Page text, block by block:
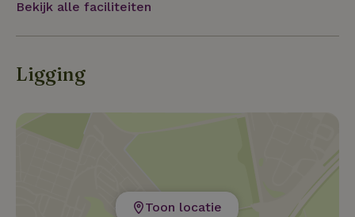
Bekijk alle faciliteiten
Ligging
Toon locatie